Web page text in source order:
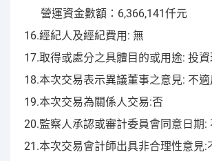
營運資金數額：6,366,141仟元
16.經紀人及經紀費用: 無
17.取得或處分之具體目的或用途: 投
18.本次交易表示異議董事之意見: 不適
19.本次交易為關係人交易:否
20.監察人承認或審計委員會同意日期:
21.本次交易會計師出具非合理性意見: